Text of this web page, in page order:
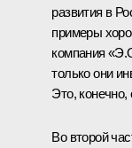
развития в
примеры
компания
только они
Это,
Во второй